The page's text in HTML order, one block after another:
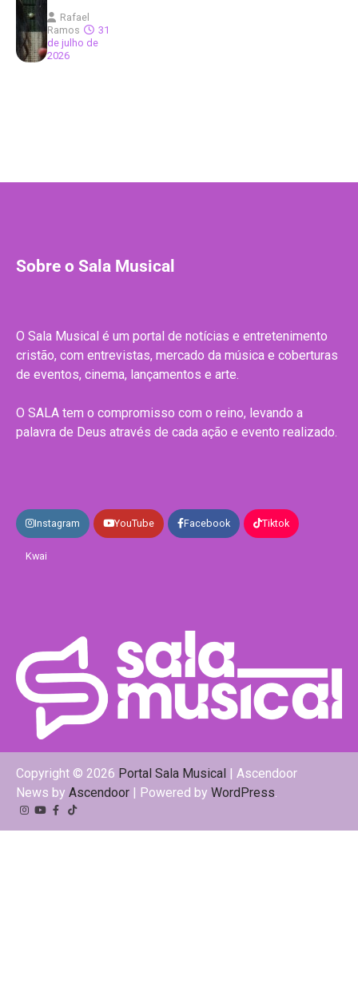
Rafael
Ramos
31
de julho de
2026
Sobre o Sala Musical
O Sala Musical é um portal de notícias e entretenimento
cristão, com entrevistas, mercado da música e coberturas
de eventos, cinema, lançamentos e arte.
O SALA tem o compromisso com o reino, levando a
palavra de Deus através de cada ação e evento realizado.
Instagram YouTube Facebook Tiktok
Kwai
Copyright © 2026 Portal Sala Musical | Ascendoor
News by Ascendoor | Powered by WordPress
Instagram
YouTube
Facebook
Tiktok